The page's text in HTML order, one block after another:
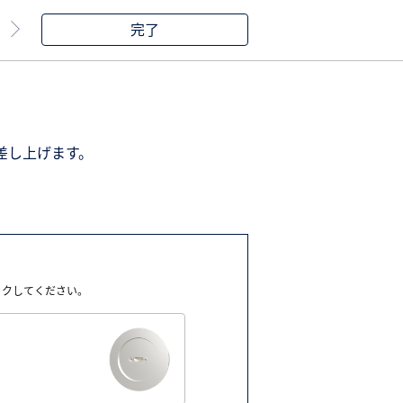
完了
上げます。
してください。